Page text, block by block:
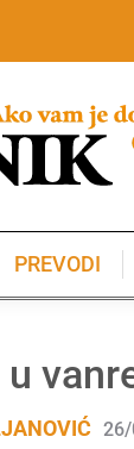
PREVODI
u